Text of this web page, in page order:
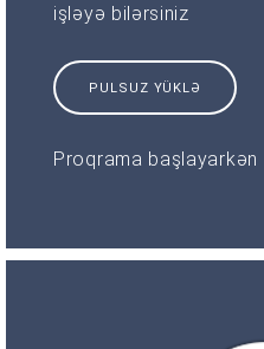
işləyə bilərsiniz
PULSUZ YÜKLƏ
Proqrama